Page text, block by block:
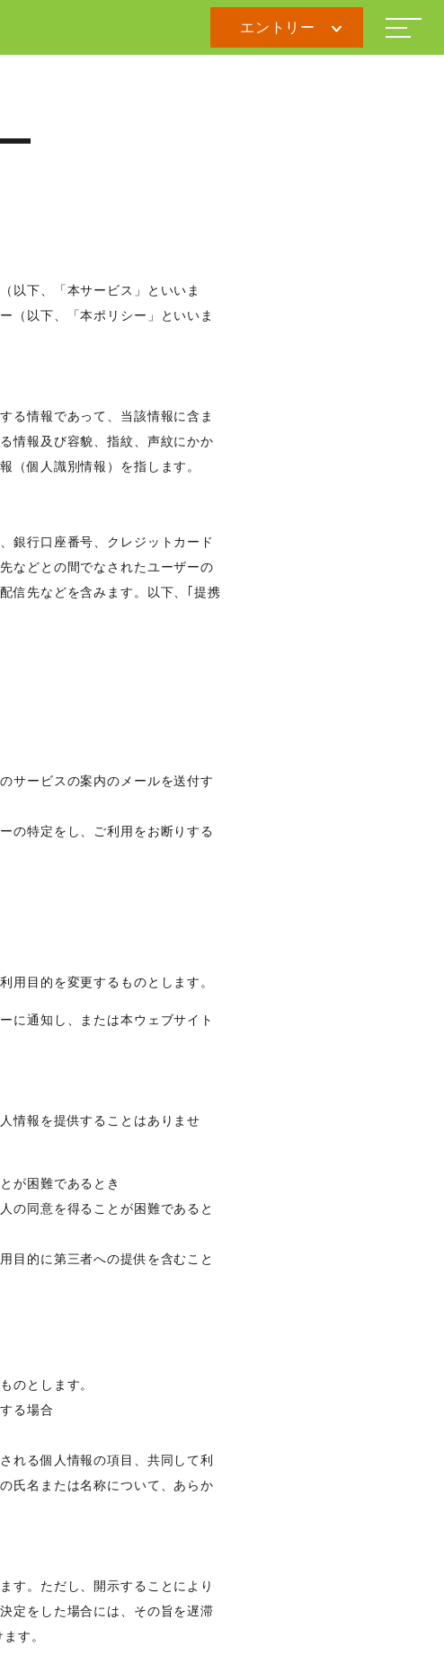
エントリー
以下、「本サービス」といいま
（以下、「本ポリシー」といいま
る情報であって、当該情報に含ま
情報及び容貌、指紋、声紋にかか
（個人識別情報）を指します。
銀行口座番号、クレジットカード
などとの間でなされたユーザーの
信先などを含みます。以下、｢提携
サービスの案内のメールを送付す
の特定をし、ご利用をお断りする
用目的を変更するものとします。
に通知し、または本ウェブサイト
情報を提供することはありませ
が困難であるとき
の同意を得ることが困難であると
目的に第三者への提供を含むこと
のとします。
る場合
れる個人情報の項目、共同して利
氏名または名称について、あらか
す。ただし、開示することにより
定をした場合には、その旨を遅滞
す。